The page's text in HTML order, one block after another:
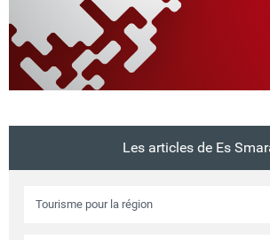
Hotels
Les articles de Es
Tourisme pour la région